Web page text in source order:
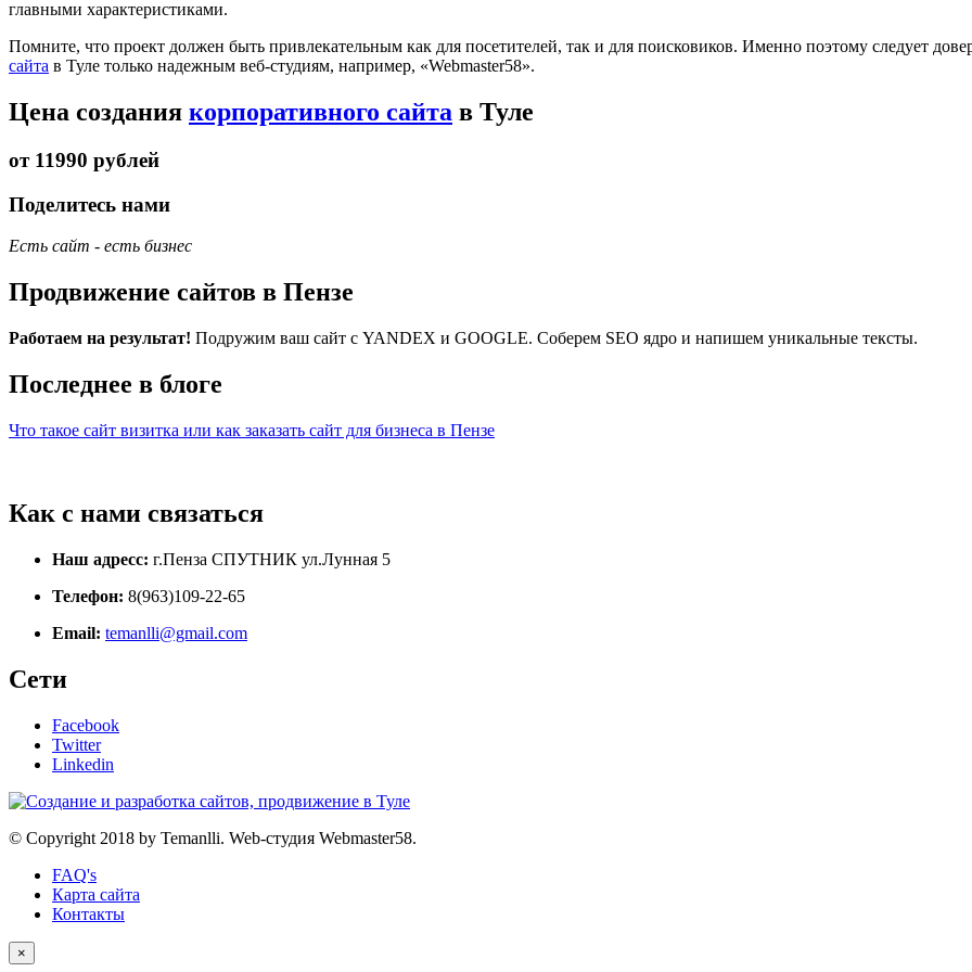
главными характеристиками.
Помните, что проект должен быть привлекательным как для посетителей, так и для поисковиков. Именно поэтому следует
сайта в Туле только надежным веб-студиям, например, «Webmaster58».
Цена создания корпоративного сайта в Туле
от 11990 рублей
Поделитесь нами
Есть сайт - есть бизнес
Продвижение сайтов в Пензе
Работаем на результат! Подружим ваш сайт с YANDEX и GOOGLE. Соберем SEO ядро и напишем уникальные тексты.
Последнее в блоге
Что такое сайт визитка или как заказать сайт для бизнеса в Пензе
Как с нами связаться
Наш адресс: г.Пенза СПУТНИК ул.Лунная 5
Телефон: 8(963)109-22-65
Email: temanlli@gmail.com
Сети
Facebook
Twitter
Linkedin
© Copyright 2018 by Temanlli. Web-студия Webmaster58.
FAQ's
Карта сайта
Контакты
×